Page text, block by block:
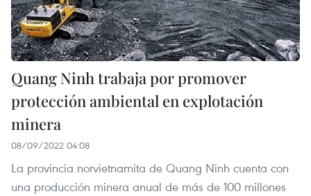
Quang Ninh trabaja por promover
protección ambiental en explotación
minera
08/09/2022 04:08
La provincia norvietnamita de Quang Ninh cuenta con
una producción minera anual de más de 100 millones